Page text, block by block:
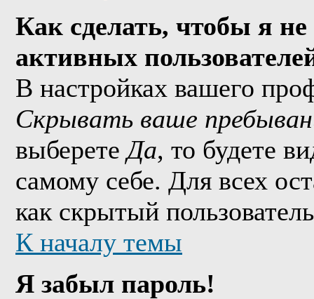
Как сделать, чтобы я
активных
В настройках вашего
Скрывать ваше
выберетеДа, то будете
самому себе. Для всех
как скрытый
К началу темы
Я забыл пароль!